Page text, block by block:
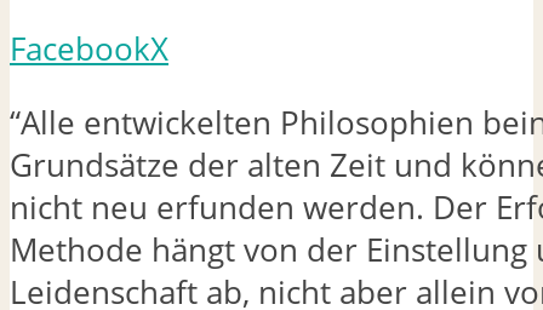
FacebookX
“Alle entwickelten Philosophien
Grundsätze der alten Zeit und
nicht neu erfunden werden. Der
Methode hängt von der Einstellung
Leidenschaft ab, nicht aber allein